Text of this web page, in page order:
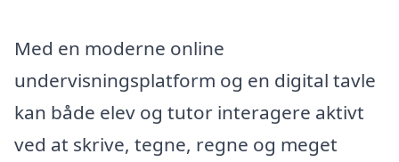
Med en moderne online
undervisningsplatform og en digital tavle
kan både elev og tutor interagere aktivt
ved at skrive, tegne, regne og meget